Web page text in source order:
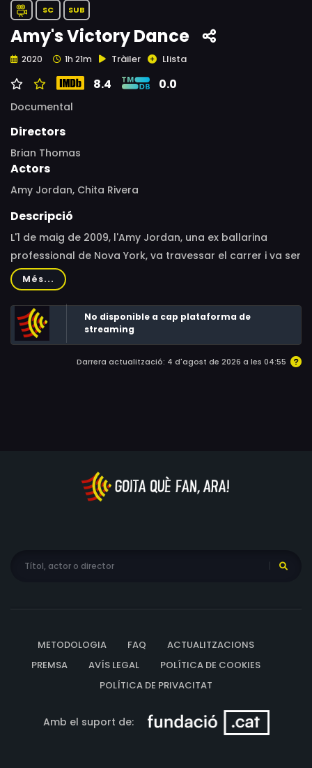
SC SUB
Amy's Victory Dance
2020 1h 21m Tràiler Llista
8.4 0.0
Documental
Directors
Brian Thomas
Actors
Amy Jordan, Chita Rivera
Descripció
L'1 de maig de 2009, l'Amy Jordan, una ex ballarina
professional de Nova York, va travessar el carrer i va ser
atropellada per un autobús que la va atrapar sota el
volant i la va deixar inconscient. A mesura que
recuperava la consciència, recorda no sentir res en el
costat dret del seu cos. El seu primer pensament va ser:
«Tornaré a ballar?» El seu segon pensament: «Si
sobrevisc aquesta nit, hi haurà un ball de la victòria!»
Més...
No disponible a cap plataforma de
streaming
Darrera actualització: 4 d'agost de 2026 a les 04:55
METODOLOGIA FAQ
ACTUALITZACIONS
PREMSA
AVÍS LEGAL
POLÍTICA DE COOKIES
POLÍTICA DE PRIVACITAT
Amb el suport de: